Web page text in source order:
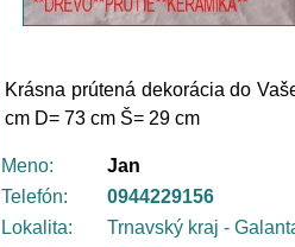
Krásna prútená dekorácia do
cm D= 73 cm Š= 29 cm
Meno:
Jan
Telefón:
0944229156
Lokalita:
Trnavský kraj -